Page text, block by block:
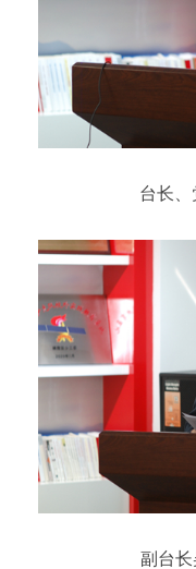
台长
副台长